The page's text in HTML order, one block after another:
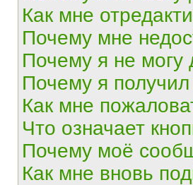
Как мне
Почему мне
Почему я не могу
Почему я
Как мне
Что означает
Почему моё
Как мне вновь